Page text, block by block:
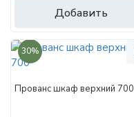
Добавить
30%
Прованс шкаф верхний 700